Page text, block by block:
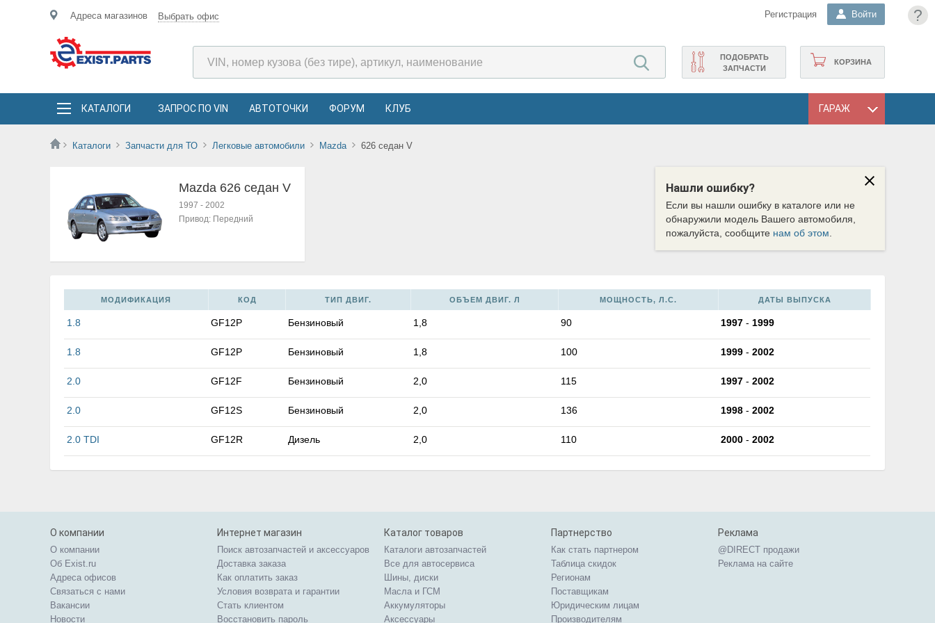
?
Адреса магазинов Выбрать офис Регистрация Войти
КОРЗИНА
ПОДОБРАТЬ
ЗАПЧАСТИ
КАТАЛОГИ ЗАПРОС ПО VIN АВТОТОЧКИ ФОРУМ КЛУБ ГАРАЖ
Каталоги Запчасти для ТО Легковые автомобили Mazda 626 седан V
Нашли ошибку?
Если вы нашли ошибку в каталоге или не
обнаружили модель Вашего автомобиля,
пожалуйста, сообщите нам об этом
Mazda 626 седан V
1997 - 2002
Привод: Передний
МОДИФИКАЦИЯ КОД ТИП ДВИГ. ОБЪЕМ ДВИГ. Л МОЩНОСТЬ, Л.С. ДАТЫ ВЫПУСКА
1.8 GF12P Бензиновый 1,8 90 1997 - 1999
1.8 GF12P Бензиновый 1,8 100 1999 - 2002
2.0 GF12F Бензиновый 2,0 115 1997 - 2002
2.0 GF12S Бензиновый 2,0 136 1998 - 2002
2.0 TDI GF12R Дизель 2,0 110 2000 - 2002
О компании
О компании
Об Exist.ru
Адреса офисов
Связаться с нами
Вакансии
Новости
Интернет магазин
Поиск автозапчастей и аксессуаров
Доставка заказа
Как оплатить заказ
Условия возврата и гарантии
Стать клиентом
Восстановить пароль
Каталог товаров
Каталоги автозапчастей
Все для автосервиса
Шины, диски
Масла и ГСМ
Аккумуляторы
Аксессуары
Партнерство
Как стать партнером
Таблица скидок
Регионам
Поставщикам
Юридическим лицам
Производителям
Реклама
@DIRECT продажи
Реклама на сайте